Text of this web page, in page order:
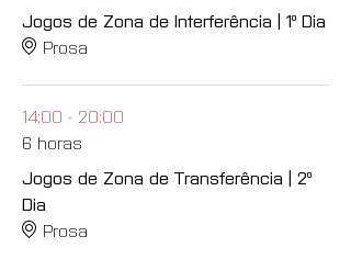
Jogos de Zona de Interferência | 1º Dia
Prosa
14:00 - 20:00
6 horas
Jogos de Zona de Transferência | 2º
Dia
Prosa